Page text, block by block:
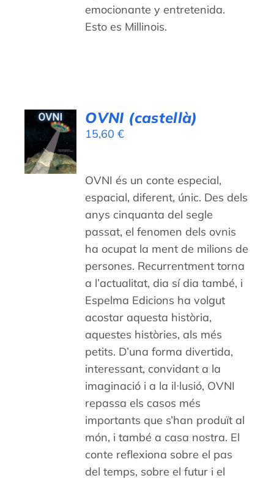
emocionante y entretenida.
Esto es Millinois.
AFEGEIX
A LA
CISTELLA
/
DETALLS
OVNI (castellà)
15,60€
OVNI és un conte especial,
espacial, diferent, únic. Des dels
anys cinquanta del segle
passat, el fenomen dels ovnis
ha ocupat la ment de milions de
persones. Recurrentment torna
a l’actualitat, dia sí dia també, i
Espelma Edicions ha volgut
acostar aquesta història,
aquestes històries, als més
petits. D’una forma divertida,
interessant, convidant a la
imaginació i a la il·lusió, OVNI
repassa els casos més
importants que s’han produït al
món, i també a casa nostra. El
conte reflexiona sobre el pas
del temps, sobre el futur i el